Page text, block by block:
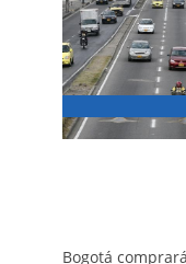
Bogotá